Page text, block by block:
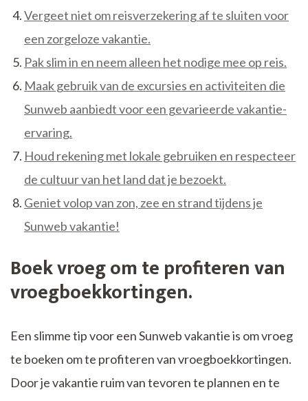
Vergeet niet om reisverzekering af te sluiten voor
een zorgeloze vakantie.
Pak slim in en neem alleen het nodige mee op reis.
Maak gebruik van de excursies en activiteiten die
Sunweb aanbiedt voor een gevarieerde vakantie-
ervaring.
Houd rekening met lokale gebruiken en respecteer
de cultuur van het land dat je bezoekt.
Geniet volop van zon, zee en strand tijdens je
Sunweb vakantie!
Boek vroeg om te profiteren van
vroegboekkortingen.
Een slimme tip voor een Sunweb vakantie is om vroeg
te boeken om te profiteren van vroegboekkortingen.
Door je vakantie ruim van tevoren te plannen en te